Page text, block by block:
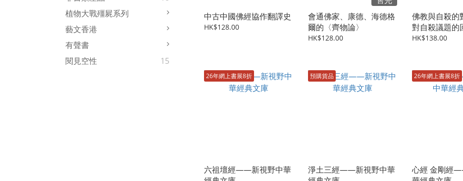
植物大戰殭屍系列
藝文香港
有聲書
閱見空性
15
中古中國佛經協作翻譯史
HK$128.00
會通佛家、康德、海德格
爾的〈齊物論〉
HK$128.00
佛教與自殺的
對自殺議題的
HK$138.00
26年網上書展8折
六祖壇經——新視野中華
預購貨品
淨土三經——新視野中華
26年網上書展8折
心經 金剛經